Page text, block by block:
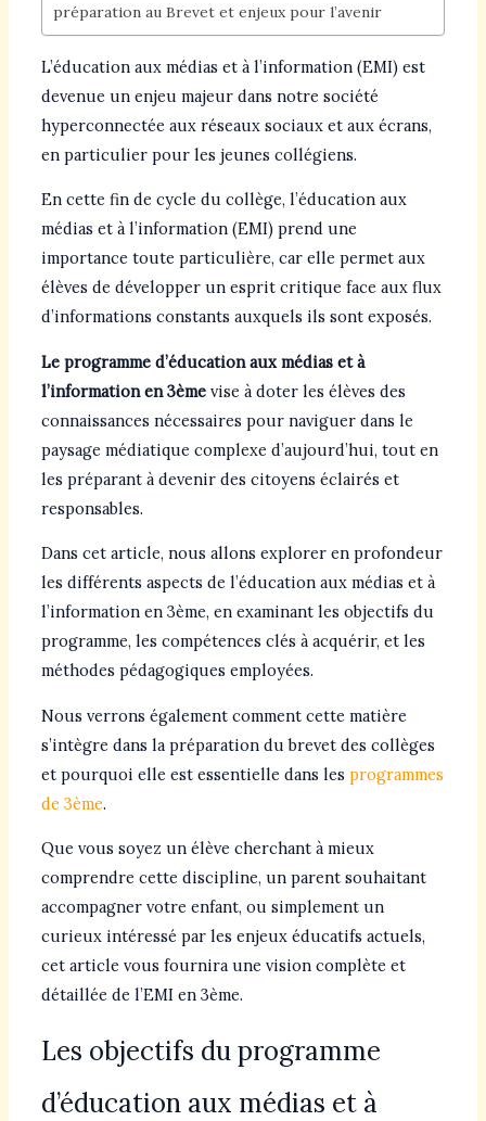
préparation au Brevet et enjeux pour l’avenir
L’éducation aux médias et à l’information (EMI) est
devenue un enjeu majeur dans notre société
hyperconnectée aux réseaux sociaux et aux écrans,
en particulier pour les jeunes collégiens.
En cette fin de cycle du collège, l’éducation aux
médias et à l’information (EMI) prend une
importance toute particulière, car elle permet aux
élèves de développer un esprit critique face aux flux
d’informations constants auxquels ils sont exposés.
Le programme d’éducation aux médias et à
l’information en 3èmevise à doter les élèves des
connaissances nécessaires pour naviguer dans le
paysage médiatique complexe d’aujourd’hui, tout en
les préparant à devenir des citoyens éclairés et
responsables.
Dans cet article, nous allons explorer en profondeur
les différents aspects de l’éducation aux médias et à
l’information en 3ème, en examinant les objectifs du
programme, les compétences clés à acquérir, et les
méthodes pédagogiques employées.
Nous verrons également comment cette matière
s’intègre dans la préparation du brevet des collèges
et pourquoi elle est essentielle dans les programmes
de 3ème.
Que vous soyez un élève cherchant à mieux
comprendre cette discipline, un parent souhaitant
accompagner votre enfant, ou simplement un
curieux intéressé par les enjeux éducatifs actuels,
cet article vous fournira une vision complète et
détaillée de l’EMI en 3ème.
Les objectifs du programme
d’éducation aux médias et à